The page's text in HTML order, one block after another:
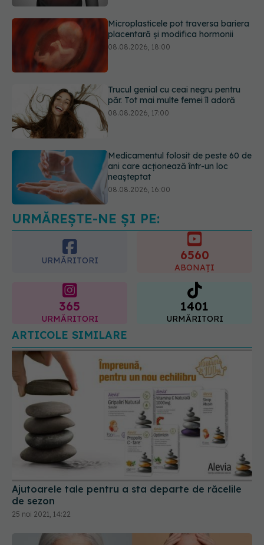
Trucul genial cu ceai negru pentru
păr. Tot mai multe femei îl adoră
Medicamentul folosit de peste 60 de
ani care acționează într-un loc
Transpirații nocturne: semnul ignorat
care poate ascunde probleme
serioase de sănătate
URMĂREȘTE-NE ȘI PE:
URMĂRITORI 6560
ABONAȚI
365
URMĂRITORI
1401
URMĂRITORI
ARTICOLE SIMILARE
Ajutoarele tale pentru a sta departe de răcelile
de sezon
25 noi 2021, 14:22